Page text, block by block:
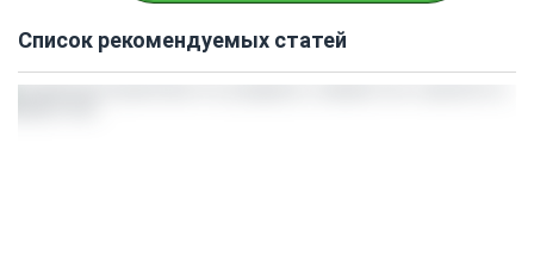
Список рекомендуемых статей